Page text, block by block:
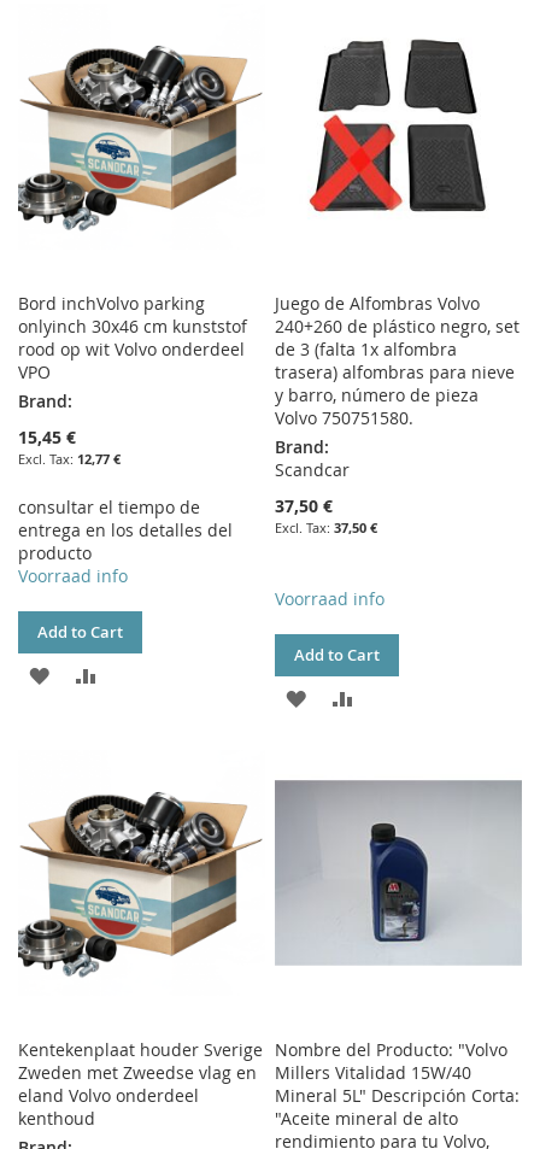
Bord inchVolvo parking
onlyinch 30x46 cm kunststof
rood op wit Volvo onderdeel
VPO
Brand:
15,45 €
12,77 €
consultar el tiempo de
entrega en los detalles del
producto
Voorraad info
Add to Cart
ADD
LIST
Juego de Alfombras Volvo
240+260 de plástico negro, set
de 3 (falta 1x alfombra
trasera) alfombras para nieve
y barro, número de pieza
Volvo 750751580.
Brand:
Scandcar
37,50 €
37,50 €
Voorraad info
Add to Cart
ADD
WISHCOMPARE
Kentekenplaat houder Sverige
Zweden met Zweedse vlag en
eland Volvo onderdeel
kenthoud
Nombre del Producto: "Volvo
Millers Vitalidad 15W/40
Mineral 5L" Descripción Corta:
"Aceite mineral de alto
rendimiento para tu Volvo,